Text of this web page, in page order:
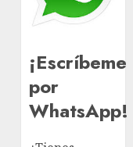
¡Escríbeme
por
WhatsApp!